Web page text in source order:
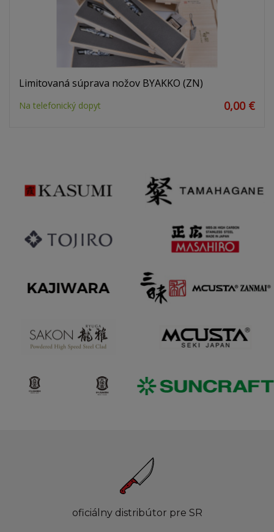
Limitovaná súprava nožov BYAKKO (ZN)
Na telefonický dopyt 0,00 €
oficiálny distribútor pre SR